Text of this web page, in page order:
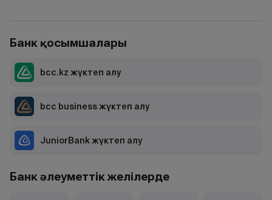
Банк әлеуметтік желілерде
Банк қосымшалары
bcc.kz жүктеп алу
bcc business жүктеп алу
JuniorBank жүктеп алу